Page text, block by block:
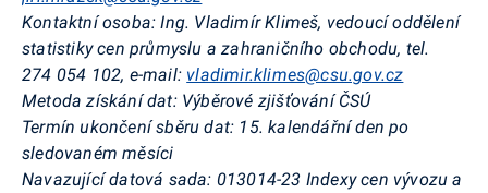
Kontaktní osoba: Ing. Vladimír Klimeš, vedoucí oddělení
statistiky cen průmyslu a zahraničního obchodu, tel.
274 054 102, e-mail: vladimir.klimes@csu.gov.cz
Metoda získání dat: Výběrové zjišťování ČSÚ
Termín ukončení sběru dat: 15. kalendářní den po
sledovaném měsíci
Navazující datová sada: 013014-23 Indexy cen vývozu a